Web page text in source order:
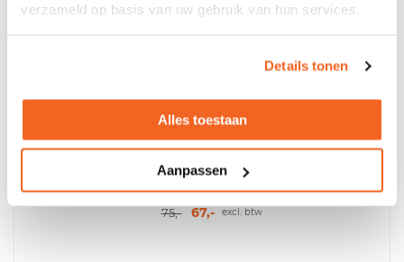
verzameld op basis van uw gebruik van hun services.
Details tonen
Alles toestaan
Aanpassen
Levertijd circa 5 weken
Laptopstandaard
Levertijd 4 tot 7 werkdagen
75,- 67,- excl. btw